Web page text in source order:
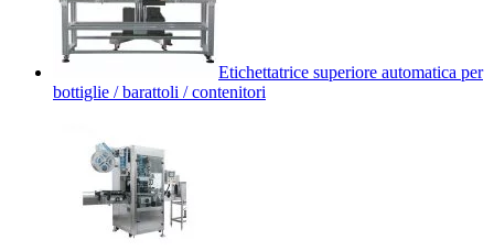
Etichettatrice superiore automatica per
bottiglie / barattoli / contenitori